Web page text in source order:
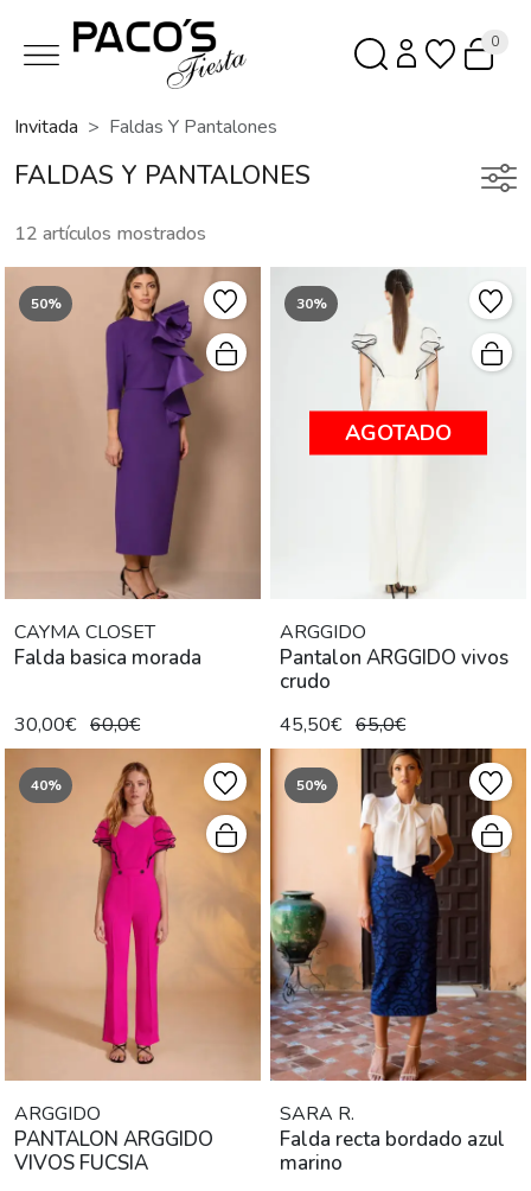
0
Invitada Faldas Y Pantalones
FALDAS Y PANTALONES
12 artículos mostrados
50%
CAYMA CLOSET
Falda basica morada
30,00€ 60,0€
30%
AGOTADO
ARGGIDO
Pantalon ARGGIDO vivos
crudo
45,50€ 65,0€
40%
ARGGIDO
PANTALON ARGGIDO
VIVOS FUCSIA
50%
SARA R.
Falda recta bordado azul
marino